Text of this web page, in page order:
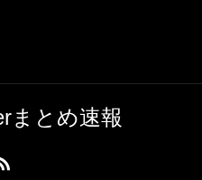
まとめ速報